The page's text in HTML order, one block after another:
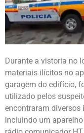
Durante a vistoria no
materiais ilícitos no
garagem do edifício,
utilizado pelos
encontraram diversos
incluindo um